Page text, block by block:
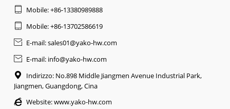
 Mobile: +86-13380989888
 Mobile: +86-13702586619
 E-mail: sales01@yako-hw.com
 E-mail: info@yako-hw.com

Indirizzo: No.898 Middle Jiangmen Avenue Industrial Park,
Jiangmen, Guangdong, Cina
 Website:www.yako-hw.com